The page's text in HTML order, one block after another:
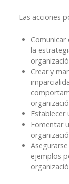
Las acciones
la
Crear y
Establecer
Fomentar
ejemplos